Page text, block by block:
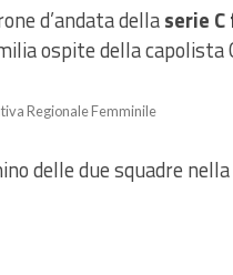
d’andata dellaserie
ospite della capolista
Regionale Femminile
delle due squadre